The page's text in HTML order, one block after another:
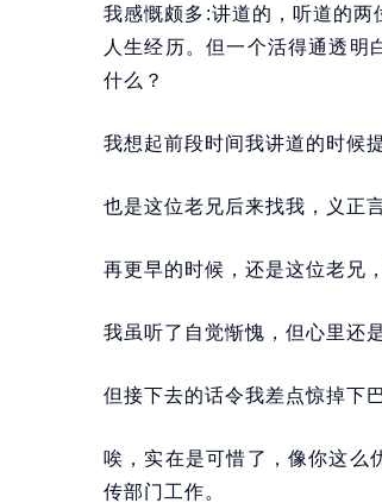
我感慨颇多:讲道的，听道的
人生经历。但一个活得通透明
什么？
我想起前段时间我讲道的时候
也是这位老兄后来找我，义正
再更早的时候，还是这位老兄
我虽听了自觉惭愧，但心里还
但接下去的话令我差点惊掉下
唉，实在是可惜了，像你这么
传部门工作。